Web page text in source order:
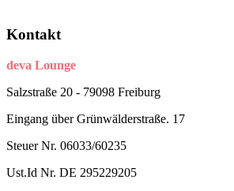
Kontakt
deva Lounge
Salzstraße 20 - 79098 Freiburg
Eingang über Grünwälderstraße. 17
Steuer Nr. 06033/60235
Ust.Id Nr. DE 295229205